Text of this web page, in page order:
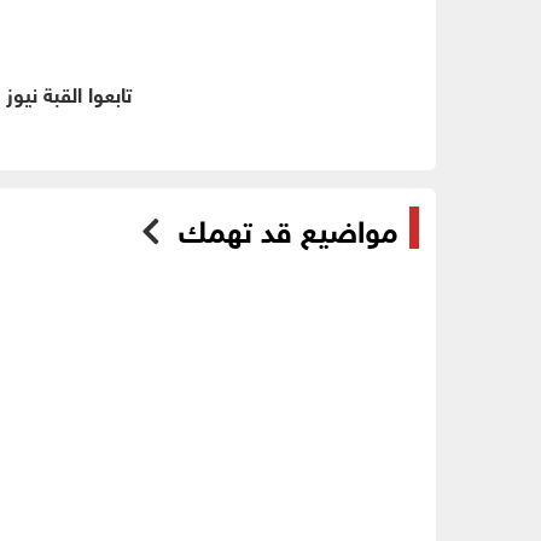
تابعوا القبة
مواضيع قد تهمك